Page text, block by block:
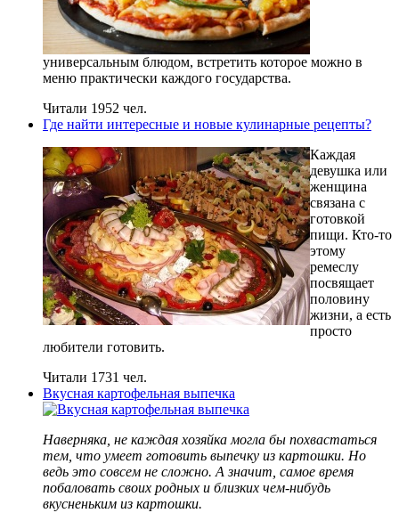
универсальным блюдом, встретить которое можно в
меню практически каждого государства.
Читали 1952 чел.
Где найти интересные и новые кулинарные рецепты?
Каждая
девушка или
женщина
связана с
готовкой
пищи. Кто-то
этому
ремеслу
посвящает
половину
жизни, а есть
просто
любители готовить.
Читали 1731 чел.
Вкусная картофельная выпечка
Наверняка, не каждая хозяйка могла бы похвастаться
тем, что умеет готовить выпечку из картошки. Но
ведь это совсем не сложно. А значит, самое время
побаловать своих родных и близких чем-нибудь
вкусненьким из картошки.